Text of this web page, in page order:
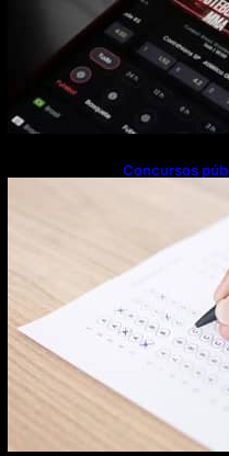
Concursos